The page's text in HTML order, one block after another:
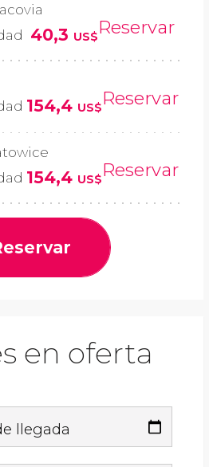
40,3 US$Reservar
154,4 US$Reservar
154,4 US$Reservar
en oferta
llegada